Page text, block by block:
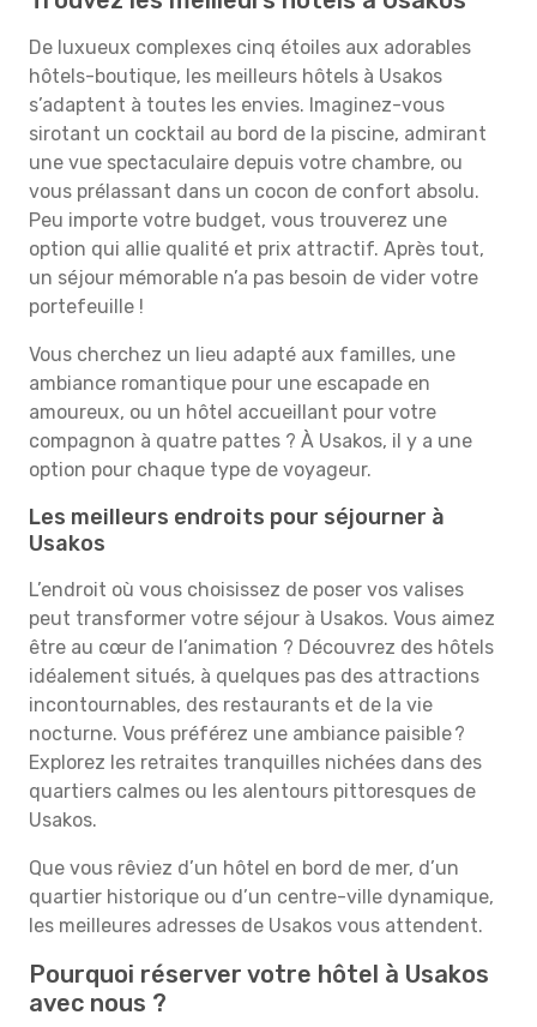
De luxueux complexes cinq étoiles aux adorables
hôtels-boutique, les meilleurs hôtels à Usakos
s’adaptent à toutes les envies. Imaginez-vous
sirotant un cocktail au bord de la piscine, admirant
une vue spectaculaire depuis votre chambre, ou
vous prélassant dans un cocon de confort absolu.
Peu importe votre budget, vous trouverez une
option qui allie qualité et prix attractif. Après tout,
un séjour mémorable n’a pas besoin de vider votre
portefeuille !
Vous cherchez un lieu adapté aux familles, une
ambiance romantique pour une escapade en
amoureux, ou un hôtel accueillant pour votre
compagnon à quatre pattes ? À Usakos, il y a une
option pour chaque type de voyageur.
Les meilleurs endroits pour séjourner à
Usakos
L’endroit où vous choisissez de poser vos valises
peut transformer votre séjour à Usakos. Vous aimez
être au cœur de l’animation ? Découvrez des hôtels
idéalement situés, à quelques pas des attractions
incontournables, des restaurants et de la vie
nocturne. Vous préférez une ambiance paisible ?
Explorez les retraites tranquilles nichées dans des
quartiers calmes ou les alentours pittoresques de
Usakos.
Que vous rêviez d’un hôtel en bord de mer, d’un
quartier historique ou d’un centre-ville dynamique,
les meilleures adresses de Usakos vous attendent.
Pourquoi réserver votre hôtel à Usakos
avec nous ?